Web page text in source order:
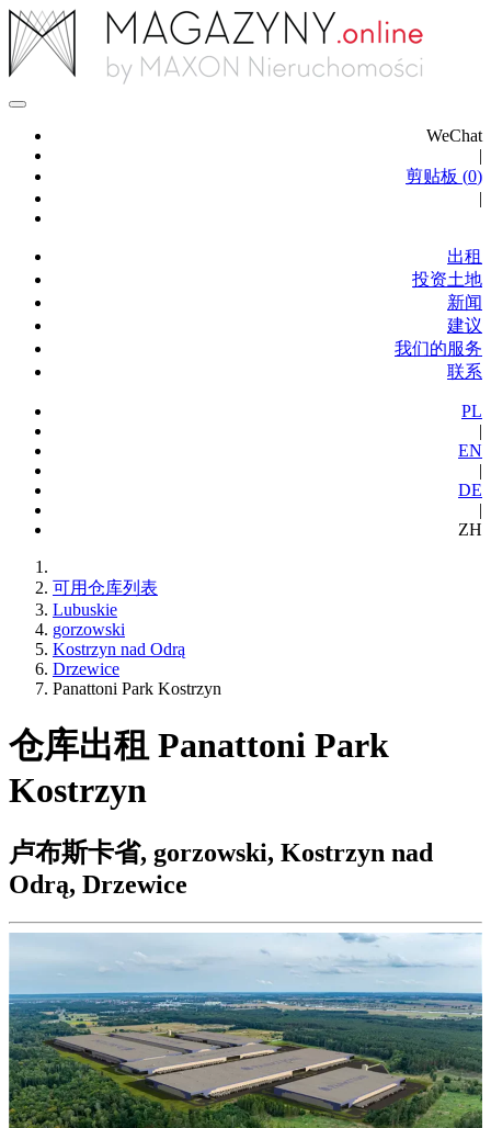
WeChat
|
剪贴板 (0)
|
出租
投资土地
新闻
建议
我们的服务
联系
PL
|
EN
|
DE
|
ZH
可用仓库列表
Lubuskie
gorzowski
Kostrzyn nad Odrą
Drzewice
Panattoni Park Kostrzyn
仓库出租 Panattoni Park
Kostrzyn
卢布斯卡省, gorzowski, Kostrzyn nad
Odrą, Drzewice